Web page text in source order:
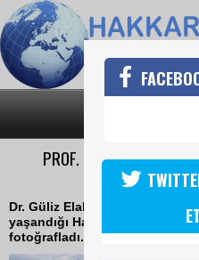
PROF. DR. GÜLİZ ELAL,
YÜKSEKOVA'YI
Dr. Güliz Elal, yazacağı kitabı
yaşandığı Hakkari'nin
fotoğrafladı.